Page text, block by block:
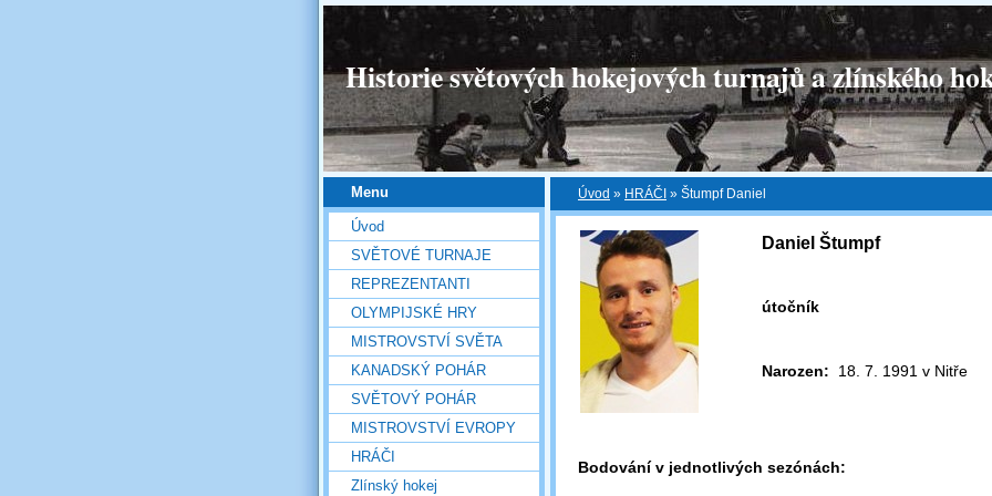
Historie světových hokejových turnajů a zlínského
Úvod » HRÁČI » Štumpf Daniel
Daniel Štumpf
útočník
Narozen: 18. 7. 1991 v Nitře
Bodování v jednotlivých sezónách:
Menu
Úvod
SVĚTOVÉ TURNAJE
REPREZENTANTI
OLYMPIJSKÉ HRY
MISTROVSTVÍ SVĚTA
KANADSKÝ POHÁR
SVĚTOVÝ POHÁR
MISTROVSTVÍ EVROPY
HRÁČI
Zlínský hokej